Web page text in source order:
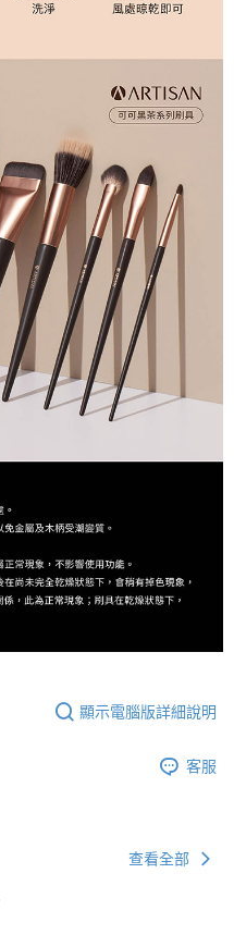
顯示電腦版詳細說明
客服
查看全部